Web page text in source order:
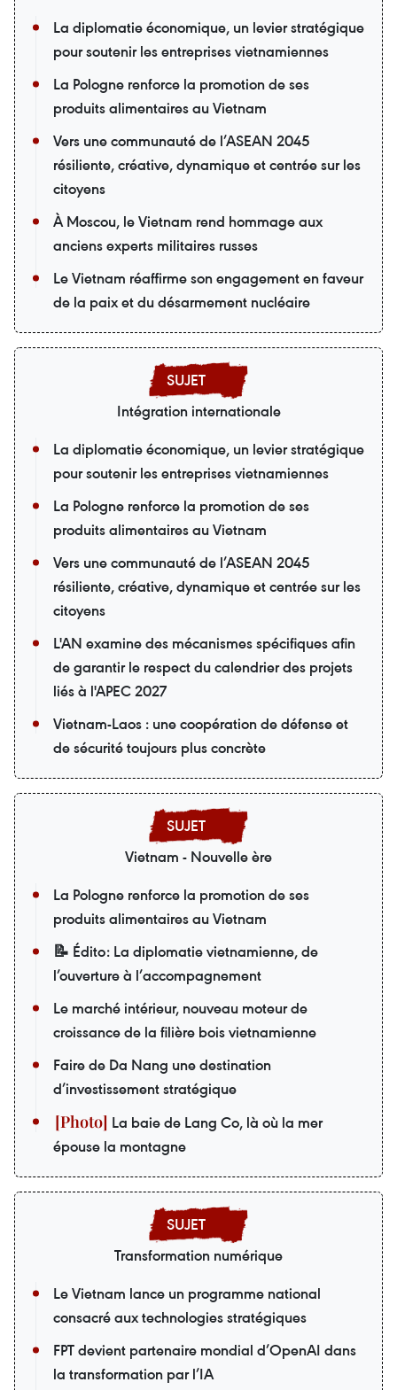
La diplomatie économique, un levier stratégique
pour soutenir les entreprises vietnamiennes
La Pologne renforce la promotion de ses
produits alimentaires au Vietnam
Vers une communauté de l’ASEAN 2045
résiliente, créative, dynamique et centrée sur les
citoyens
À Moscou, le Vietnam rend hommage aux
anciens experts militaires russes
Le Vietnam réaffirme son engagement en faveur
de la paix et du désarmement nucléaire
Intégration internationale
La diplomatie économique, un levier stratégique
pour soutenir les entreprises vietnamiennes
La Pologne renforce la promotion de ses
produits alimentaires au Vietnam
Vers une communauté de l’ASEAN 2045
résiliente, créative, dynamique et centrée sur les
citoyens
L'AN examine des mécanismes spécifiques afin
de garantir le respect du calendrier des projets
liés à l'APEC 2027
Vietnam-Laos : une coopération de défense et
de sécurité toujours plus concrète
Vietnam - Nouvelle ère
La Pologne renforce la promotion de ses
produits alimentaires au Vietnam
📝 Édito: La diplomatie vietnamienne, de
l’ouverture à l’accompagnement
Le marché intérieur, nouveau moteur de
croissance de la filière bois vietnamienne
Faire de Da Nang une destination
d’investissement stratégique
La baie de Lang Co, là où la mer
épouse la montagne
Transformation numérique
Le Vietnam lance un programme national
consacré aux technologies stratégiques
FPT devient partenaire mondial d’OpenAI dans
la transformation par l’IA